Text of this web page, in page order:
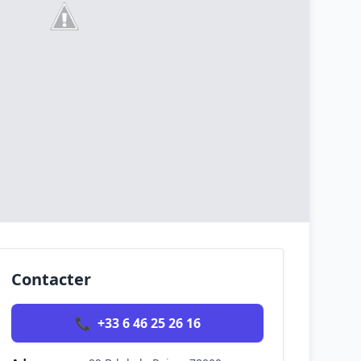
Contacter
📞 +33 6 46 25 26 16